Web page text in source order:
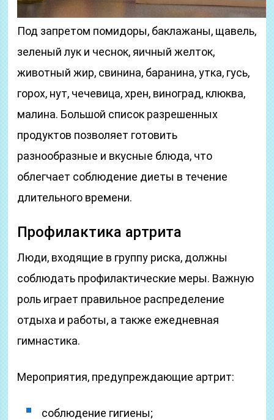
Под запретом помидоры, баклажаны, щавель,
зеленый лук и чеснок, яичный желток,
животный жир, свинина, баранина, утка, гусь,
горох, нут, чечевица, хрен, виноград, клюква,
малина. Большой список разрешенных
продуктов позволяет готовить
разнообразные и вкусные блюда, что
облегчает соблюдение диеты в течение
длительного времени.
Профилактика артрита
Люди, входящие в группу риска, должны
соблюдать профилактические меры. Важную
роль играет правильное распределение
отдыха и работы, а также ежедневная
гимнастика.
Мероприятия, предупреждающие артрит:
соблюдение гигиены;